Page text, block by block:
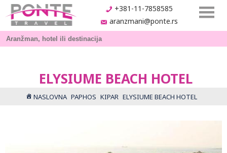
+381-11-7858585
aranzmani@ponte.rs
ELYSIUME BEACH HOTEL
NASLOVNA PAPHOS KIPAR ELYSIUME BEACH HOTEL